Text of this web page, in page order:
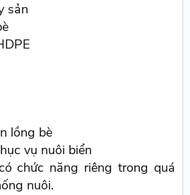
sản
lồng bè
vụ nuôi biển
chức năng riêng trong quá
nuôi.